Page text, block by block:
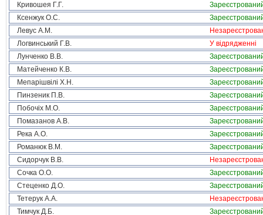
Кривошея Г.Г.
Ксенжук О.С.
Левус А.М.
Логвинський Г.В.
У відрядженні
Лунченко В.В.
Матейченко К.В.
Мепарішвілі Х.Н.
Пинзеник П.В.
Побочіх М.О.
Помазанов А.В.
Река А.О.
Романюк В.М.
Сидорчук В.В.
Сочка О.О.
Стеценко Д.О.
Тетерук А.А.
Тимчук Д.Б.